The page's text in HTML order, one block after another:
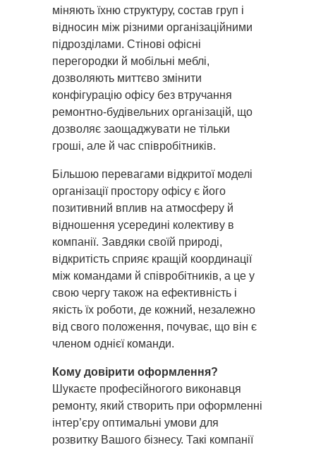
міняють їхню структуру, состав груп і
відносин між різними організаційними
підрозділами. Стінові офісні
перегородки й мобільні меблі,
дозволяють миттєво змінити
конфігурацію офісу без втручання
ремонтно-будівельних організацій, що
дозволяє заощаджувати не тільки
гроші, але й час співробітників.
Більшою перевагами відкритої моделі
організації простору офісу є його
позитивний вплив на атмосферу й
відношення усередині колективу в
компанії. Завдяки своїй природі,
відкритість сприяє кращій координації
між командами й співробітників, а це у
свою чергу також на ефективність і
якість їх роботи, де кожний, незалежно
від свого положення, почуває, що він є
членом однієї команди.
Кому довірити оформлення?
Шукаєте професійногого виконавця
ремонту, який створить при оформленні
інтер’єру оптимальні умови для
розвитку Вашого бізнесу. Такі компанії